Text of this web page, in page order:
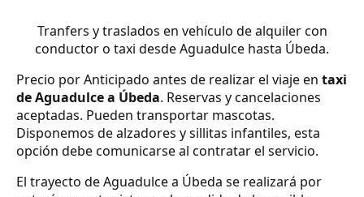
Tranfers y traslados en vehículo de alquiler con
conductor o taxi desde Aguadulce hasta Úbeda.
Precio por Anticipado antes de realizar el viaje en taxi
de Aguadulce a Úbeda. Reservas y cancelaciones
aceptadas. Pueden transportar mascotas.
Disponemos de alzadores y sillitas infantiles, esta
opción debe comunicarse al contratar el servicio.
El trayecto de Aguadulce a Úbeda se realizará por